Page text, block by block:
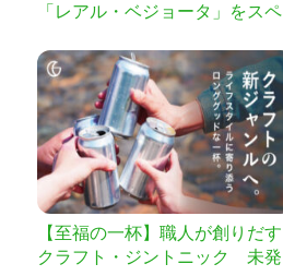
「レアル・ベジョータ」をスペ
【至福の一杯】職人が創りだす
クラフト・ジントニック 未発